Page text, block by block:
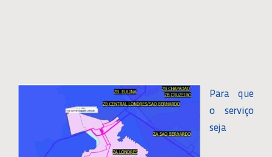
Para que
o serviço
seja